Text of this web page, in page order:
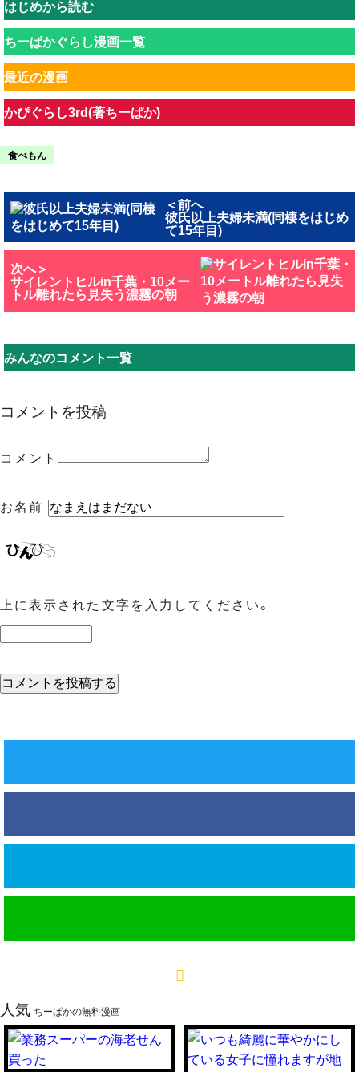
はじめから読む
ちーぱかぐらし漫画一覧
最近の漫画
かぴぐらし3rd(著ちーぱか)
食べもん
＜前へ
彼氏以上夫婦未満(同棲をはじめ
て15年目)
次へ＞
サイレントヒルin千葉・10メー
トル離れたら見失う濃霧の朝
みんなのコメント一覧
コメントを投稿
コメント
お名前
上に表示された文字を入力してください。
人気 ちーぱかの無料漫画